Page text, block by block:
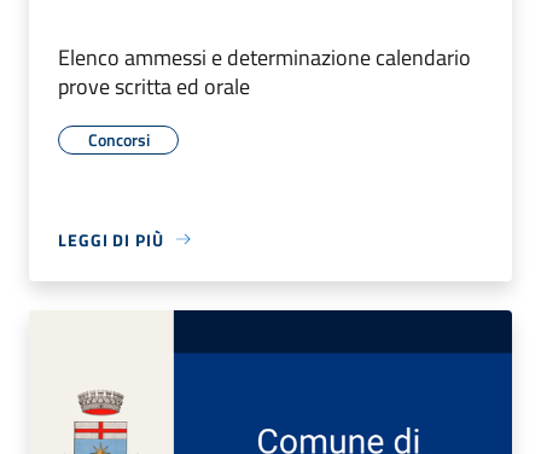
Elenco ammessi e determinazione calendario
prove scritta ed orale
Concorsi
LEGGI DI PIÙ